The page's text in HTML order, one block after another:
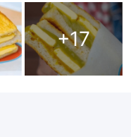
+17